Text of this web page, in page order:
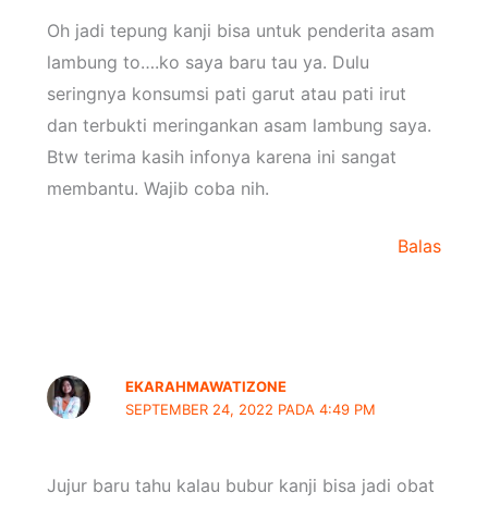
Oh jadi tepung kanji bisa untuk penderita asam
lambung to….ko saya baru tau ya. Dulu
seringnya konsumsi pati garut atau pati irut
dan terbukti meringankan asam lambung saya.
Btw terima kasih infonya karena ini sangat
membantu. Wajib coba nih.
Balas
EKARAHMAWATIZONE
SEPTEMBER 24, 2022 PADA 4:49 PM
Jujur baru tahu kalau bubur kanji bisa jadi obat